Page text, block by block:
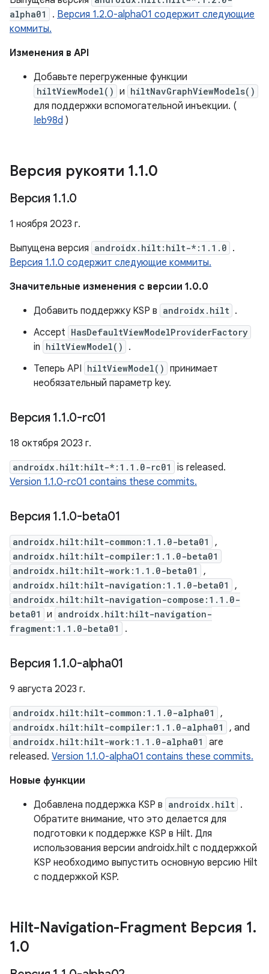
alpha01
. Версия 1.2.0-alpha01 содержит следующие
коммиты.
Изменения в API
Добавьте перегруженные функции
hiltViewModel() и hiltNavGraphViewModels()
для поддержки вспомогательной инъекции. (
Ieb98d )
Версия рукояти 1.1.0
Версия 1.1.0
1 ноября 2023 г.
Выпущена версия androidx.hilt:hilt-*:1.1.0 .
Версия 1.1.0 содержит следующие коммиты.
Значительные изменения с версии 1.0.0
Добавить поддержку KSP в androidx.hilt .
Accept HasDefaultViewModelProviderFactory
in hiltViewModel()
.
Теперь API hiltViewModel() принимает
необязательный параметр key.
Версия 1.1.0-rc01
18 октября 2023 г.
androidx.hilt:hilt-*:1.1.0-rc01
is released.
Version 1.1.0-rc01 contains these commits.
Версия 1.1.0-beta01
androidx.hilt:hilt-common:1.1.0-beta01 ,
androidx.hilt:hilt-compiler:1.1.0-beta01
androidx.hilt:hilt-work:1.1.0-beta01
,
androidx.hilt:hilt-navigation:1.1.0-beta01 ,
androidx.hilt:hilt-navigation-compose:1.1.0-
beta01
и androidx.hilt:hilt-navigation-
fragment:1.1.0-beta01
.
Версия 1.1.0-alpha01
9 августа 2023 г.
androidx.hilt:hilt-common:1.1.0-alpha01 ,
androidx.hilt:hilt-compiler:1.1.0-alpha01 , and
androidx.hilt:hilt-work:1.1.0-alpha01
are
released. Version 1.1.0-alpha01 contains these commits.
Новые функции
Добавлена ​​поддержка KSP в androidx.hilt .
Обратите внимание, что это делается для
подготовки к поддержке KSP в Hilt. Для
использования версии androidx.hilt с поддержкой
KSP необходимо выпустить основную версию Hilt
с поддержкой KSP.
Hilt-Navigation-Fragment Версия 1.
1.0